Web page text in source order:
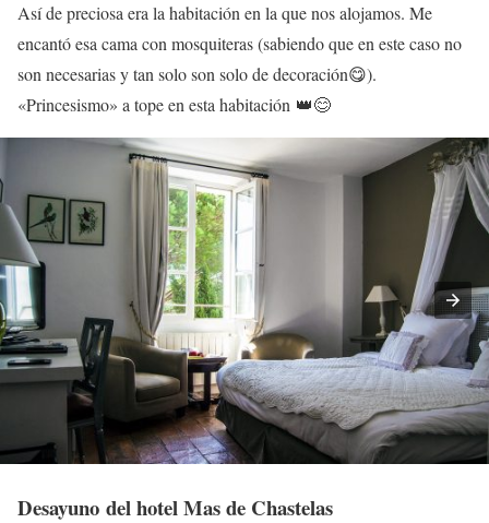
Así de preciosa era la habitación en la que nos alojamos. Me
encantó esa cama con mosquiteras (sabiendo que en este caso no
son necesarias y tan solo son solo de decoración😋).
«Princesismo» a tope en esta habitación 👑😊
Desayuno del hotel Mas de Chastelas